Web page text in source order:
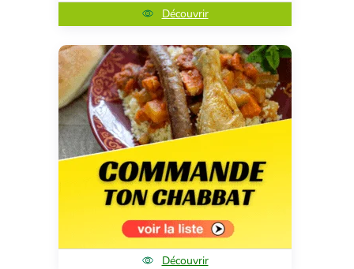
Découvrir
Découvrir